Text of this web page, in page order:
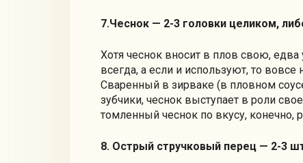
7.Чеснок — 2-3 головки целиком,
Хотя чеснок вносит в плов свою,
всегда, а если и используют, то
Сваренный в зирваке (в пловном
зубчики, чеснок выступает в роли
томленный чеснок по вкусу, конечно,
8. Острый стручковый перец — 2-3